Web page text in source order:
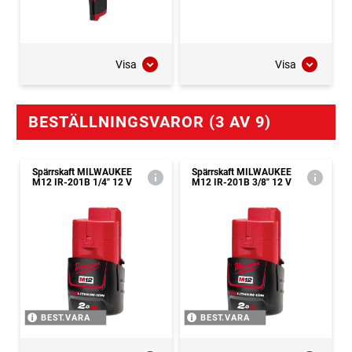
Visa Visa
BESTÄLLNINGSVAROR (3 AV 9)
Spärrskaft MILWAUKEE
M12 IR-201B 1/4" 12 V
BEST.VARA
Spärrskaft MILWAUKEE
M12 IR-201B 3/8" 12 V
BEST.VARA